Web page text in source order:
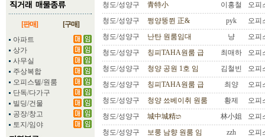
[판매]
[구매]
아파트
상가
사무실
주상복합
오피스텔/원룸
단독/다가구
빌딩/건물
공장/창고
토지/임야
청도/성양구
青特小 이홍철
오피
청도/성양구
쩡양뚱쮠 正& pyk
오피
청도/성양구
난탄 원룸임대 냥
오피
청도/성양구
칭피TAHA원룸 급 최매하
오피
청도/성양구
청양 공원 1호 임 김철빈
오피
청도/성양구
칭피TAHA원룸 급 최양
오피
청도/성양구
청양 쑈베이취 원룸 황제
오피
청도/성양구
城中城精ත 林小姐
오피
청도/성양구
보룽 남향 원룸 임 zzh
오피